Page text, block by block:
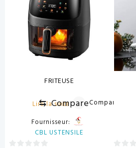
FRITEUSE
Lire la suite
⇆ CompareCompare
Fournisseur:
CBL USTENSILE